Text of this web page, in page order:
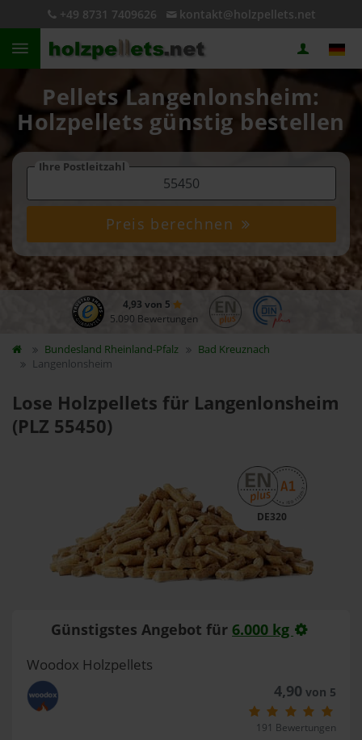
+49 8731 7409626 kontakt@holzpellets.net
Pellets Langenlonsheim:
Holzpellets günstig bestellen
Ihre Postleitzahl
Preis berechnen
4,93 von 5
5.090 Bewertungen
Bundesland Rheinland-Pfalz
Bad Kreuznach
Langenlonsheim
Lose Holzpellets für Langenlonsheim
(PLZ 55450)
DE320
Günstigstes Angebot für 6.000 kg
Woodox Holzpellets
4,90 von 5
191 Bewertungen